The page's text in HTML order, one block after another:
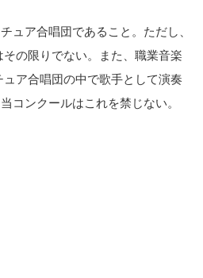
ュア合唱団であること。ただし、
の限りでない。また、職業音楽
ア合唱団の中で歌手として演奏
コンクールはこれを禁じない。